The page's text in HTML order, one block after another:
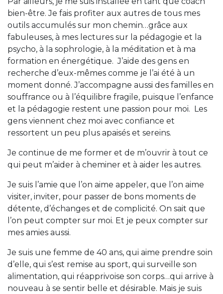
bien-être. Je fais profiter aux autres de tous mes
outils accumulés sur mon chemin…grâce aux
fabuleuses, à mes lectures sur la pédagogie et la
psycho, à la sophrologie, à la méditation et à ma
formation en énergétique. J’aide des gens en
recherche d’eux-mêmes comme je l’ai été à un
moment donné. J’accompagne aussi des familles en
souffrance ou à l’équilibre fragile, puisque l’enfance
et la pédagogie restent une passion pour moi. Les
gens viennent chez moi avec confiance et
ressortent un peu plus apaisés et sereins.
Je continue de me former et de m’ouvrir à tout ce
qui peut m’aider à cheminer et à aider les autres.
Je suis l’amie que l’on aime appeler, que l’on aime
visiter, inviter, pour passer de bons moments de
détente, d’échanges et de complicité. On sait que
l’on peut compter sur moi. Et je peux compter sur
mes amies aussi.
Je suis une femme de 40 ans, qui aime prendre soin
d’elle, qui s’est remise au sport, qui surveille son
alimentation, qui réapprivoise son corps…qui arrive à
nouveau à se sentir belle et désirable. Mais je suis